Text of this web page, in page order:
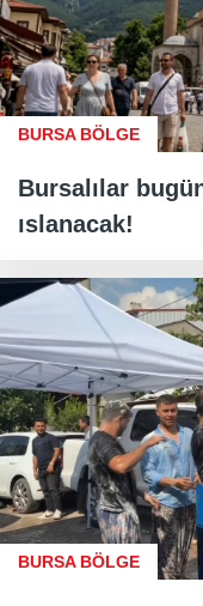
BURSA BÖLGE
Bursalılar
ıslanacak!
BURSA BÖLGE